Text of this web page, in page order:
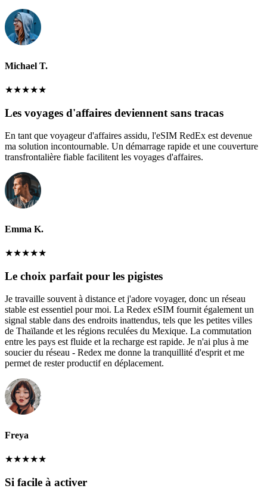
Michael T.
★★★★★
Les voyages d'affaires deviennent sans tracas
En tant que voyageur d'affaires assidu, l'eSIM RedEx est devenue
ma solution incontournable. Un démarrage rapide et une couverture
transfrontalière fiable facilitent les voyages d'affaires.
Emma K.
★★★★★
Le choix parfait pour les pigistes
Je travaille souvent à distance et j'adore voyager, donc un réseau
stable est essentiel pour moi. La Redex eSIM fournit également un
signal stable dans des endroits inattendus, tels que les petites villes
de Thaïlande et les régions reculées du Mexique. La commutation
entre les pays est fluide et la recharge est rapide. Je n'ai plus à me
soucier du réseau - Redex me donne la tranquillité d'esprit et me
permet de rester productif en déplacement.
Freya
★★★★★
Si facile à activer